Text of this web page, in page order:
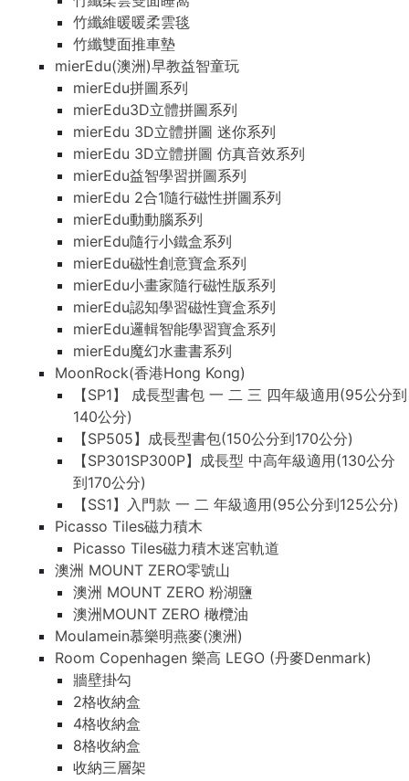
竹纖維暖暖柔雲毯
竹纖雙面推車墊
mierEdu(澳洲)早教益智童玩
mierEdu拼圖系列
mierEdu3D立體拼圖系列
mierEdu 3D立體拼圖 迷你系列
mierEdu 3D立體拼圖 仿真音效系列
mierEdu益智學習拼圖系列
mierEdu 2合1隨行磁性拼圖系列
mierEdu動動腦系列
mierEdu隨行小鐵盒系列
mierEdu磁性創意寶盒系列
mierEdu小畫家隨行磁性版系列
mierEdu認知學習磁性寶盒系列
mierEdu邏輯智能學習寶盒系列
mierEdu魔幻水畫書系列
MoonRock(香港Hong Kong)
【SP1】 成長型書包 一 二 三 四年級適用(95公分到
140公分)
【SP505】成長型書包(150公分到170公分)
【SP301SP300P】成長型 中高年級適用(130公分
到170公分)
【SS1】入門款 一 二 年級適用(95公分到125公分)
Picasso Tiles磁力積木
Picasso Tiles磁力積木迷宮軌道
澳洲 MOUNT ZERO零號山
澳洲 MOUNT ZERO 粉湖鹽
澳洲MOUNT ZERO 橄欖油
Moulamein慕樂明燕麥(澳洲)
Room Copenhagen 樂高 LEGO (丹麥Denmark)
牆壁掛勾
2格收納盒
4格收納盒
8格收納盒
收納三層架